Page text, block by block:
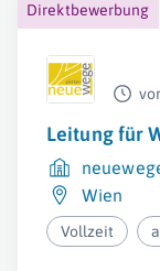
Direktbewerbung
Leitung für
Wien
Vollzeit